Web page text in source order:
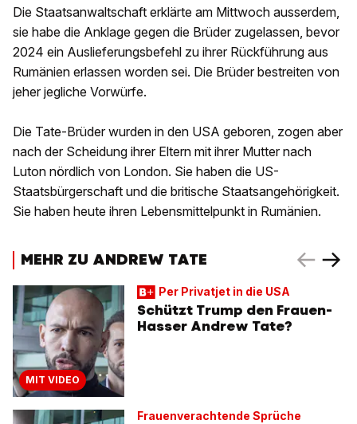
Die Staatsanwaltschaft erklärte am Mittwoch ausserdem,
sie habe die Anklage gegen die Brüder zugelassen, bevor
2024 ein Auslieferungsbefehl zu ihrer Rückführung aus
Rumänien erlassen worden sei. Die Brüder bestreiten von
jeher jegliche Vorwürfe.
Die Tate-Brüder wurden in den USA geboren, zogen aber
nach der Scheidung ihrer Eltern mit ihrer Mutter nach
Luton nördlich von London. Sie haben die US-
Staatsbürgerschaft und die britische Staatsangehörigkeit.
Sie haben heute ihren Lebensmittelpunkt in Rumänien.
MEHR ZU ANDREW TATE
MIT VIDEO
Per Privatjet in die USA
Schützt Trump den Frauen-
Hasser Andrew Tate?
Frauenverachtende Sprüche